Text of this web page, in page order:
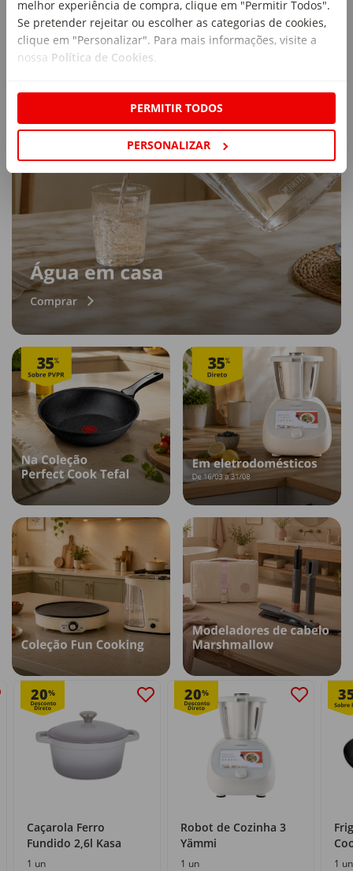
melhor experiência de compra, clique em "Permitir Todos".
Se pretender rejeitar ou escolher as categorias de cookies,
clique em "Personalizar". Para mais informações, visite a
nossa Política de Cookies.
PERMITIR TODOS
PERSONALIZAR
20%
Caçarola Ferro
Fundido 2,6l Kasa
1 un
20%
Robot de Cozinha 3
Yämmi
1 un 1 un